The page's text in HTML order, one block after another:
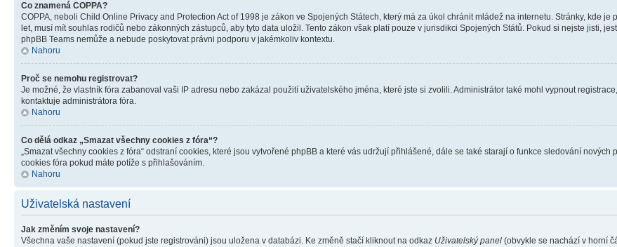
Co znamená COPPA?
COPPA, neboli Child Online Privacy and Protection Act of 1998 je zákon ve Spojených Státech, který má za úkol chránit mládež na internetu. Stránky, kde
let, musí mít souhlas rodičů nebo zákonných zástupců, aby tyto data uložil. Tento zákon však platí pouze v jurisdikci Spojených Států. Pokud si nejste jisti,
phpBB Teams nemůže a nebude poskytovat právni podporu v jakémkoliv kontextu.
Nahoru
Proč se nemohu registrovat?
Je možné, že vlastník fóra zabanoval vaši IP adresu nebo zakázal použití uživatelského jména, které jste si zvolili. Administrátor také mohl vypnout
kontaktuje administrátora fóra.
Nahoru
Co dělá odkaz „Smazat všechny cookies z fóra“?
„Smazat všechny cookies z fóra“ odstraní cookies, které jsou vytvořené phpBB a které vás udržují přihlášené, dále se také starají o funkce sledování
cookies fóra pokud máte potíže s přihlašováním.
Nahoru
Uživatelská nastavení
Jak změním svoje nastavení?
Všechna vaše nastavení (pokud jste registrováni) jsou uložena v databázi. Ke změně stačí kliknout na odkaz Uživatelský panel (obvykle se nachází v horní